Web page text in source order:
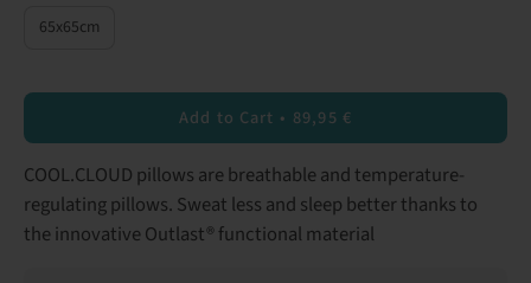
65x65cm
Add to Cart 89,95 €
COOL.CLOUD pillows are breathable and temperature-
regulating pillows. Sweat less and sleep better thanks to
the innovative Outlast® functional material